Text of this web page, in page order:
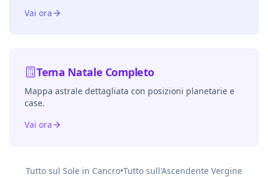
Vai ora
Tema Natale Completo
Mappa astrale dettagliata con posizioni planetarie e
case.
Vai ora
Tutto sul Sole in Cancro•Tutto sull'Ascendente Vergine